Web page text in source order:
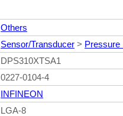
Others
Sensor/Transducer > Pressure
DPS310XTSA1
0227-0104-4
INFINEON
LGA-8